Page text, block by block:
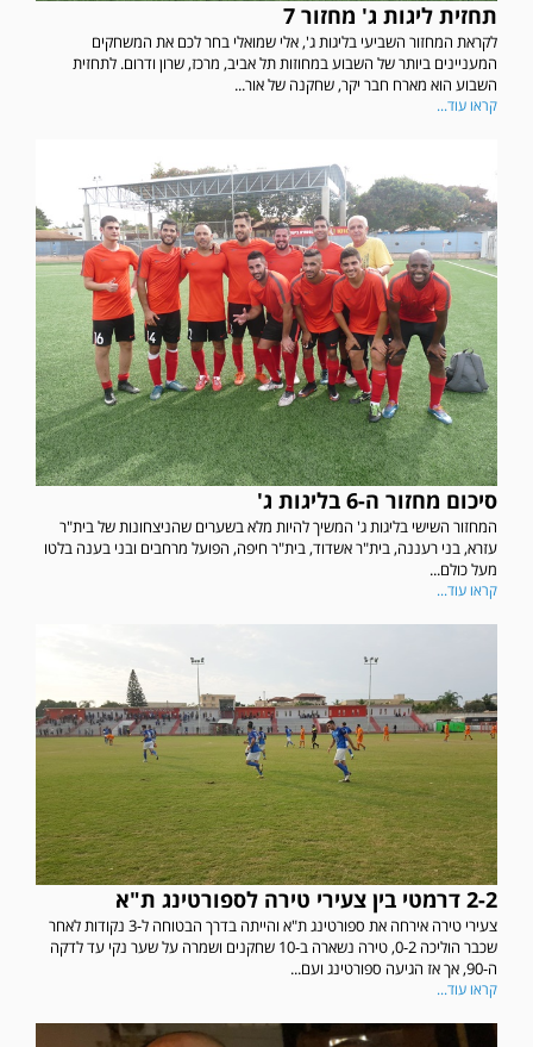
תחזית ליגות ג' מחזור 7
לקראת המחזור השביעי בליגות ג', אלי שמואלי בחר לכם את המשחקים
המעניינים ביותר של השבוע במחוזות תל אביב, מרכז, שרון ודרום. לתחזית
השבוע הוא מארח חבר יקר, שחקנה של אור...
קראו עוד...
סיכום מחזור ה-6 בליגות ג'
המחזור השישי בליגות ג' המשיך להיות מלא בשערים שהניצחונות של בית"ר
עזרא, בני רעננה, בית"ר אשדוד, בית"ר חיפה, הפועל מרחבים ובני בענה בלטו
מעל כולם...
קראו עוד...
2-2 דרמטי בין צעירי טירה לספורטינג ת"א
צעירי טירה אירחה את ספורטינג ת"א והייתה בדרך הבטוחה ל-3 נקודות לאחר
שכבר הוליכה 0-2, טירה נשארה ב-10 שחקנים ושמרה על שער נקי עד לדקה
ה-90, אך אז הגיעה ספורטינג ועם...
קראו עוד...